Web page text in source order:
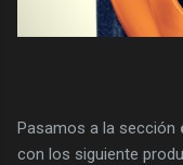
Pasamos a la sección
con los siguiente